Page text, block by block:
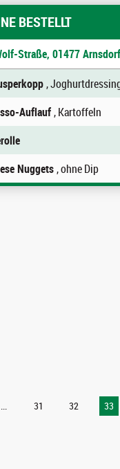
BESTELLT
Straße, 01477
,
Auflauf, Kartoffeln
Nuggets, ohne Dip
... 31 32 33